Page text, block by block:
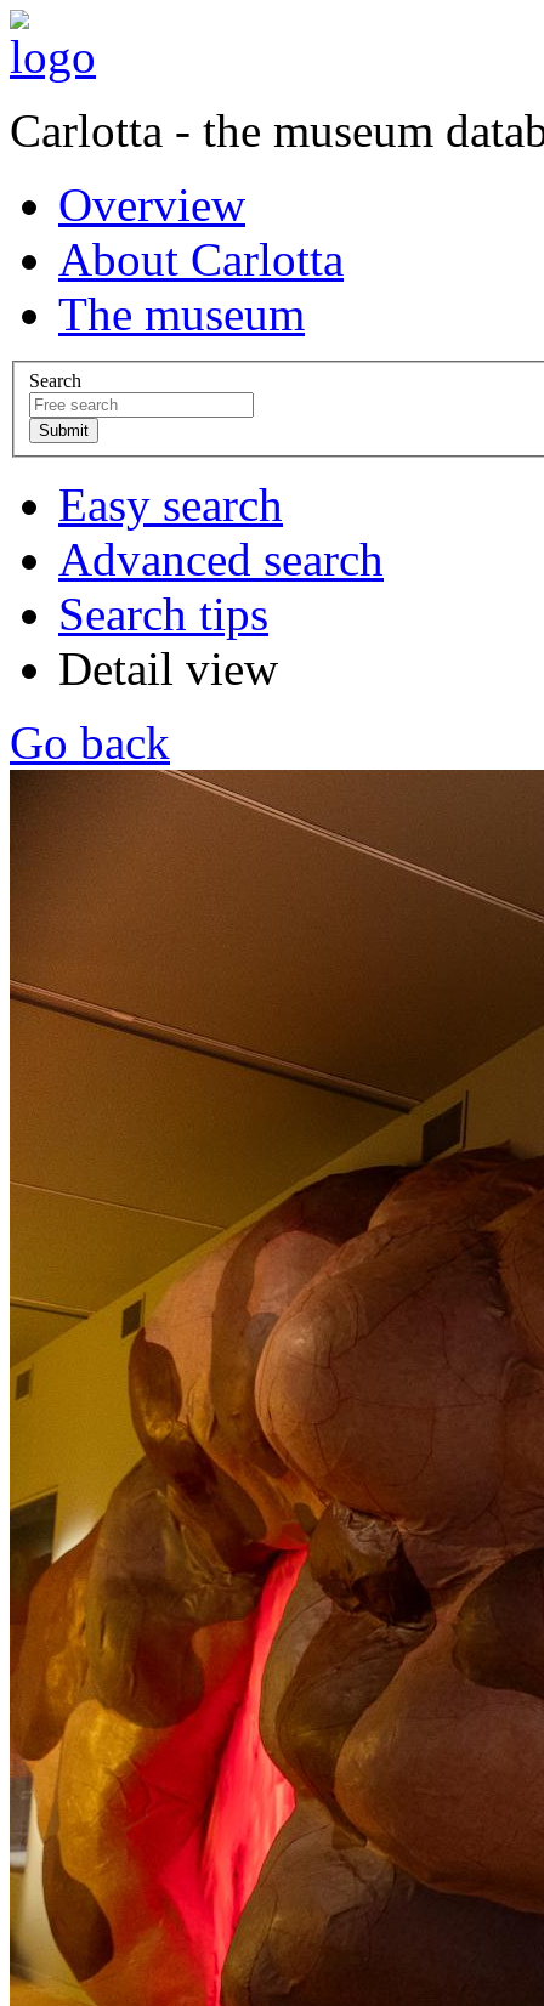
Carlotta - the museum
Overview
About Carlotta
The museum
Search
Easy search
Advanced search
Search tips
Detail view
Go back